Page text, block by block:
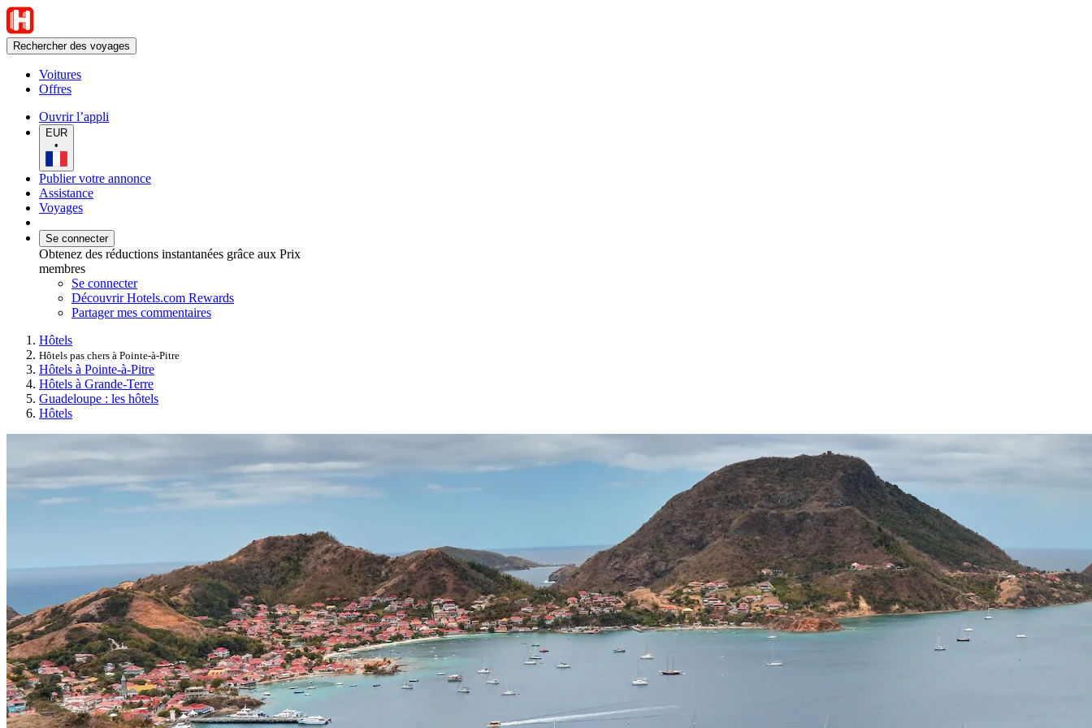
Rechercher des voyages
Voitures
Offres
Ouvrir l’appli
EUR
•
Publier votre annonce
Assistance
Voyages
Se connecter
Obtenez des réductions instantanées grâce aux Prix
membres
Se connecter
Découvrir Hotels.com Rewards
Partager mes commentaires
Hôtels
Hôtels pas chers à Pointe-à-Pitre
Hôtels à Pointe-à-Pitre
Hôtels à Grande-Terre
Guadeloupe : les hôtels
Hôtels